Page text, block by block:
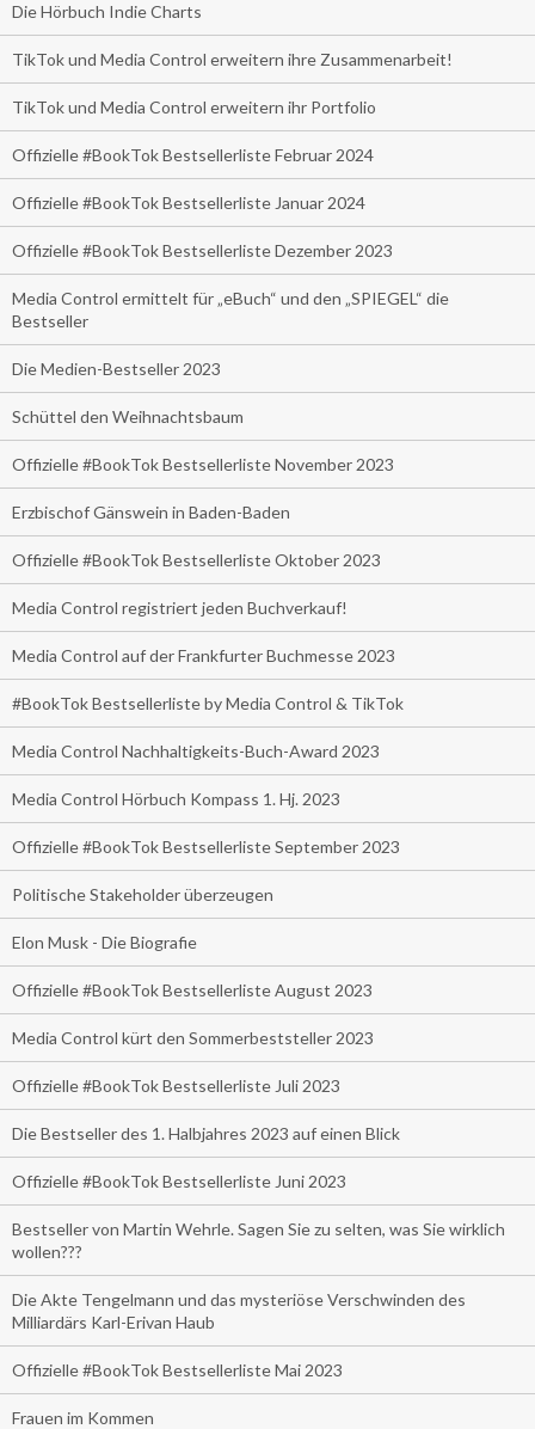
Die Hörbuch Indie Charts
TikTok und Media Control erweitern ihre Zusammenarbeit!
TikTok und Media Control erweitern ihr Portfolio
Offizielle #BookTok Bestsellerliste Februar 2024
Offizielle #BookTok Bestsellerliste Januar 2024
Offizielle #BookTok Bestsellerliste Dezember 2023
Media Control ermittelt für „eBuch“ und den „SPIEGEL“ die
Bestseller
Die Medien-Bestseller 2023
Schüttel den Weihnachtsbaum
Offizielle #BookTok Bestsellerliste November 2023
Erzbischof Gänswein in Baden-Baden
Offizielle #BookTok Bestsellerliste Oktober 2023
Media Control registriert jeden Buchverkauf!
Media Control auf der Frankfurter Buchmesse 2023
#BookTok Bestsellerliste by Media Control & TikTok
Media Control Nachhaltigkeits-Buch-Award 2023
Media Control Hörbuch Kompass 1. Hj. 2023
Offizielle #BookTok Bestsellerliste September 2023
Politische Stakeholder überzeugen
Elon Musk - Die Biografie
Offizielle #BookTok Bestsellerliste August 2023
Media Control kürt den Sommerbeststeller 2023
Offizielle #BookTok Bestsellerliste Juli 2023
Die Bestseller des 1. Halbjahres 2023 auf einen Blick
Offizielle #BookTok Bestsellerliste Juni 2023
Bestseller von Martin Wehrle. Sagen Sie zu selten, was Sie wirklich
wollen???
Die Akte Tengelmann und das mysteriöse Verschwinden des
Milliardärs Karl-Erivan Haub
Offizielle #BookTok Bestsellerliste Mai 2023
Frauen im Kommen